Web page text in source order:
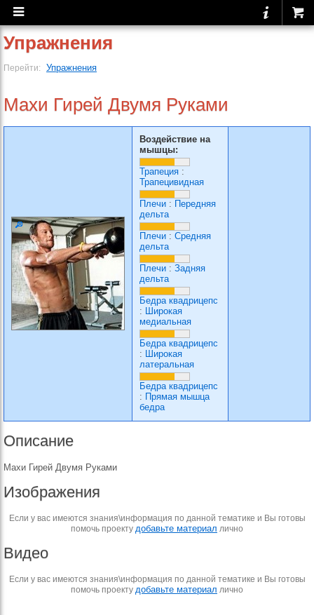
Упражнения
Перейти: Упражнения
Махи Гирей Двумя Руками
Воздействие на
мышцы:
Трапеция :
Трапецивидная
Плечи : Передняя
дельта
Плечи : Средняя
дельта
Плечи : Задняя
дельта
Бедра квадрицепс
: Широкая
медиальная
Бедра квадрицепс
: Широкая
латеральная
Бедра квадрицепс
: Прямая мышца
бедра
Описание
Махи Гирей Двумя Руками
Изображения
Если у вас имеются знания\информация по данной тематике и Вы готовы
помочь проекту добавьте материал лично
Видео
Если у вас имеются знания\информация по данной тематике и Вы готовы
помочь проекту добавьте материал лично